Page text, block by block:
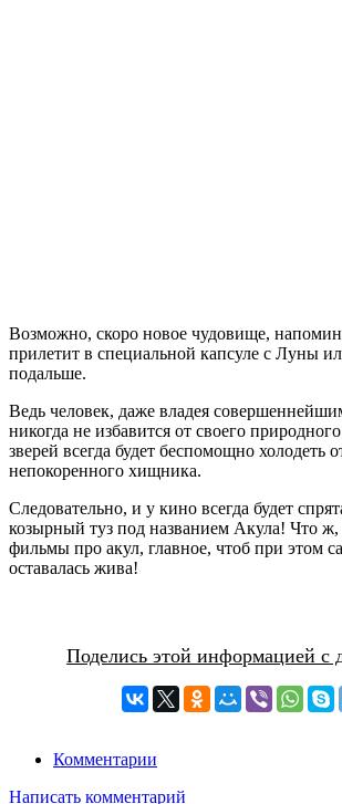
Возможно, скоро новое чудовище,
прилетит в специальной капсуле с Луны
подальше.
Ведь человек, даже владея
никогда не избавится от своего
зверей всегда будет беспомощно холодеть
непокоренного хищника.
Следовательно, и у кино всегда будет
козырный туз под названием Акула! Что ж,
фильмы про акул, главное, чтоб при этом
оставалась жива!
Поделись этой информацией с
Комментарии
Написать комментарий